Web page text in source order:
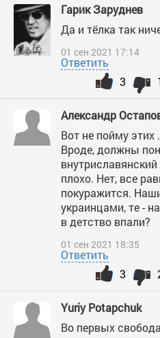
Гарик Заруднев
Да и тёлка так
01 сен 2021 17:14
Ответить
3
Александр
Вот не пойму этих
Вроде, должны
плохо. Нет, все
покуражится.
украинцами, те -
в детство впали?
01 сен 2021 18:35
Ответить
3
Yuriy Potapchuk
Во первых